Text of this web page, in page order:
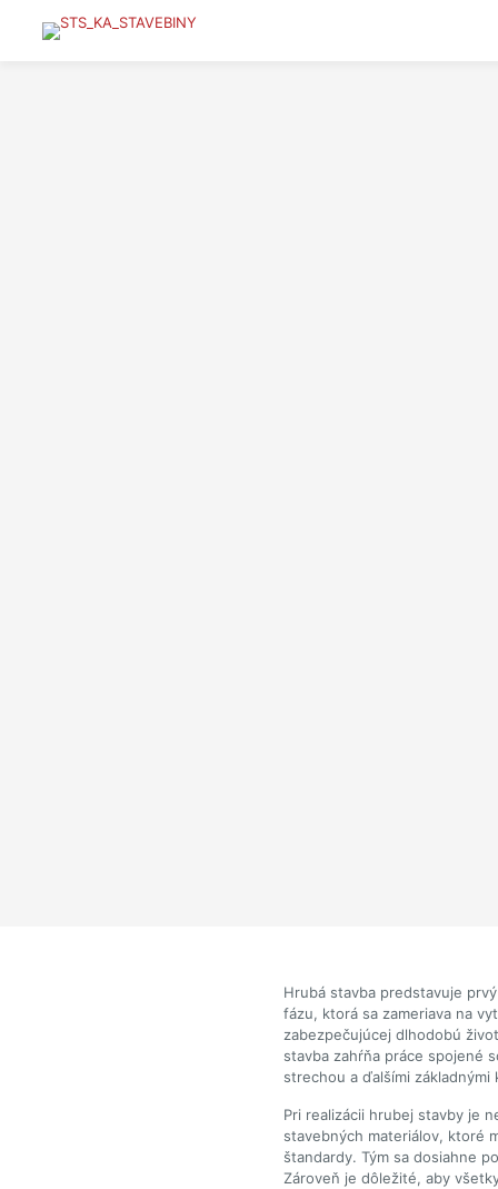
Hrubá stavba predstavuje
fázu, ktorá sa zameriava na
zabezpečujúcej dlhodobú
stavba zahŕňa práce spojené
strechou a ďalšími základnými
Pri realizácii hrubej stavby je
stavebných materiálov, ktoré
štandardy. Tým sa dosiahne
Zároveň je dôležité, aby